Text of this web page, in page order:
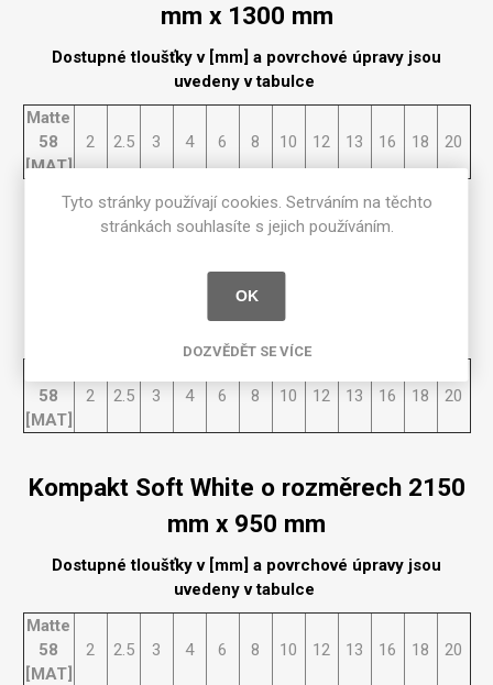
mm x 1300 mm
Dostupné tloušťky v [mm] a povrchové úpravy jsou
uvedeny v tabulce
Matte
58
[MAT]
2 2.5 3 4 6 8 10 12 13 16 18 20
Kompakt Soft White o rozměrech 3660
mm x 1525 mm
58
[MAT]
2 2.5 3 4 6 8 10 12 13 16 18 20
Kompakt Soft White o rozměrech 2150
mm x 950 mm
Dostupné tloušťky v [mm] a povrchové úpravy jsou
uvedeny v tabulce
Matte
58
[MAT]
2 2.5 3 4 6 8 10 12 13 16 18 20
Tyto stránky používají cookies. Setrváním na těchto
stránkách souhlasíte s jejich používáním.
OK
DOZVĚDĚT SE VÍCE